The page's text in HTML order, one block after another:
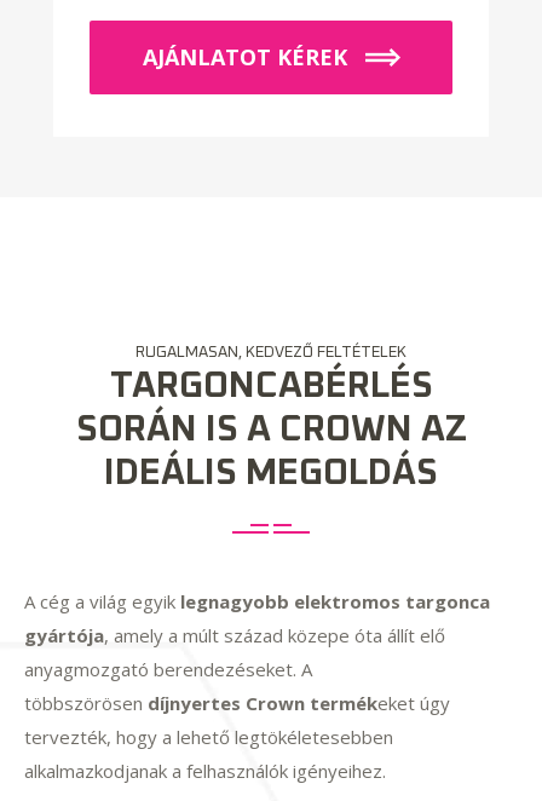
AJÁNLATOT KÉREK
RUGALMASAN, KEDVEZŐ FELTÉTELEK
TARGONCABÉRLÉS
SORÁN IS A CROWN AZ
IDEÁLIS MEGOLDÁS
A cég a világ egyik legnagyobb elektromos targonca
gyártója, amely a múlt század közepe óta állít elő
anyagmozgató berendezéseket. A
többszörösen díjnyertes Crown termékeket úgy
tervezték, hogy a lehető legtökéletesebben
alkalmazkodjanak a felhasználók igényeihez.